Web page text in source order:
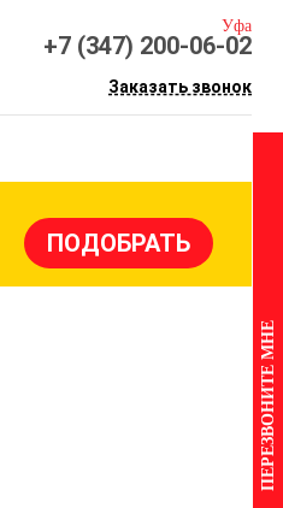
Уфа
+7 (347) 200-06-02
Заказать звонок
ПЕРЕЗВОНИТЕ МНЕ